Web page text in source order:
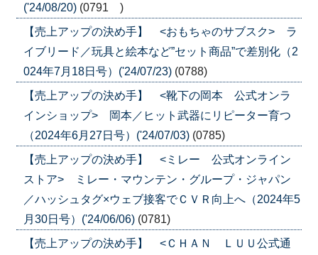
('24/08/20) (0791 )
【売上アップの決め手】 <おもちゃのサブスク> ラ
イブリード／玩具と絵本など”セット商品”で差別化（2
024年7月18日号）('24/07/23) (0788)
【売上アップの決め手】 <靴下の岡本 公式オンラ
インショップ> 岡本／ヒット武器にリピーター育つ
（2024年6月27日号）('24/07/03) (0785)
【売上アップの決め手】 <ミレー 公式オンライン
ストア> ミレー・マウンテン・グループ・ジャパン
／ハッシュタグ×ウェブ接客でＣＶＲ向上へ（2024年5
月30日号）('24/06/06) (0781)
【売上アップの決め手】 <ＣＨＡＮ ＬＵＵ公式通